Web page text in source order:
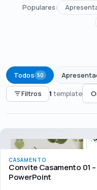
Populares:
Todos 50
Filtros 1 template
PREÇO
Todos Até R$50
OFERTA 🏷 Em promoção
CASAMENTO
Convite Casamento 01
PowerPoint